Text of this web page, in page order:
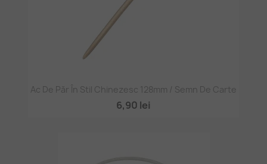
Ac De Păr În Stil Chinezesc 128mm / Semn De Carte
6,90 lei